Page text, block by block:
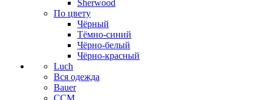
Sherwood
По цвету
Чёрный
Тёмно-синий
Чёрно-белый
Чёрно-красный
Luch
Вся одежда
Bauer
CCM